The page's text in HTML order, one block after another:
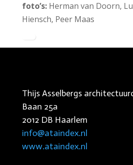
foto’s: Herman van Doorn,
Hiensch, Peer Maas
Thijs Asselbergs
Baan 25a
2012 DB Haarlem
info@ataindex.nl
www.ataindex.nl